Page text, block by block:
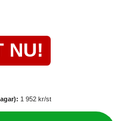
NU!
1 952 kr/st